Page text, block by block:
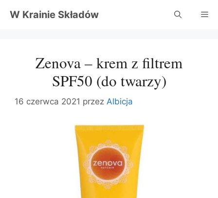
W Krainie Składów
Zenova – krem z filtrem
SPF50 (do twarzy)
16 czerwca 2021 przez Albicja